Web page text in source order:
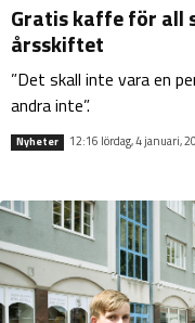
Gratis kaffe för all
årsskiftet
”Det skall inte vara en
andra inte”.
Nyheter 12:16 lördag, 4 januari,